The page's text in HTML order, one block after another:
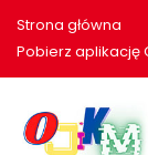
Strona główna
Pobierz aplikację